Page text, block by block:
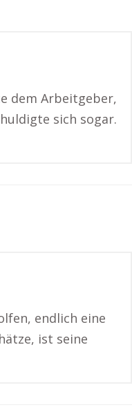
dem Arbeitgeber,
sich sogar.
endlich eine
ist seine